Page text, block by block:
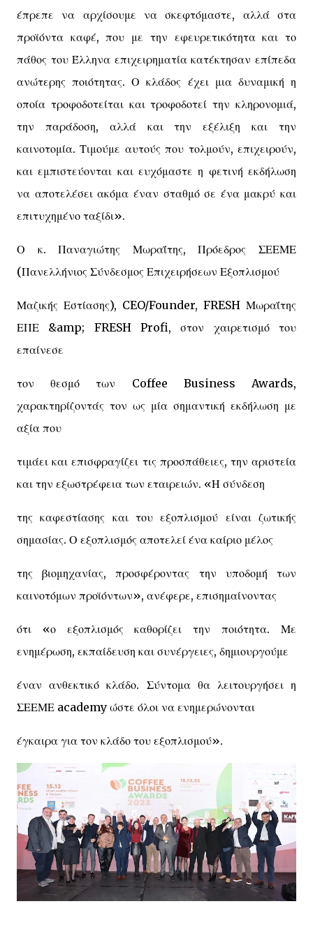
έπρεπε να αρχίσουμε να σκεφτόμαστε, αλλά στα
προϊόντα καφέ, που με την εφευρετικότητα και το
πάθος του Έλληνα επιχειρηματία κατέκτησαν επίπεδα
ανώτερης ποιότητας. Ο κλάδος έχει μια δυναμική η
οποία τροφοδοτείται και τροφοδοτεί την κληρονομιά,
την παράδοση, αλλά και την εξέλιξη και την
καινοτομία. Τιμούμε αυτούς που τολμούν, επιχειρούν,
και εμπιστεύονται και ευχόμαστε η φετινή εκδήλωση
να αποτελέσει ακόμα έναν σταθμό σε ένα μακρύ και
επιτυχημένο ταξίδι».
Ο κ. Παναγιώτης Μωραΐτης, Πρόεδρος ΣΕΕΜΕ
(Πανελλήνιος Σύνδεσμος Επιχειρήσεων Εξοπλισμού
Μαζικής Εστίασης), CEO/Founder, FRESH Μωραΐτης
ΕΠΕ &amp; FRESH Profi, στον χαιρετισμό του
επαίνεσε
τον θεσμό των Coffee Business Awards,
χαρακτηρίζοντάς τον ως μία σημαντική εκδήλωση με
αξία που
τιμάει και επισφραγίζει τις προσπάθειες, την αριστεία
και την εξωστρέφεια των εταιρειών. «Η σύνδεση
της καφεστίασης και του εξοπλισμού είναι ζωτικής
σημασίας. Ο εξοπλισμός αποτελεί ένα καίριο μέλος
της βιομηχανίας, προσφέροντας την υποδομή των
καινοτόμων προϊόντων», ανέφερε, επισημαίνοντας
ότι «ο εξοπλισμός καθορίζει την ποιότητα. Με
ενημέρωση, εκπαίδευση και συνέργειες, δημιουργούμε
έναν ανθεκτικό κλάδο. Σύντομα θα λειτουργήσει η
ΣΕΕΜΕ academy ώστε όλοι να ενημερώνονται
έγκαιρα για τον κλάδο του εξοπλισμού».